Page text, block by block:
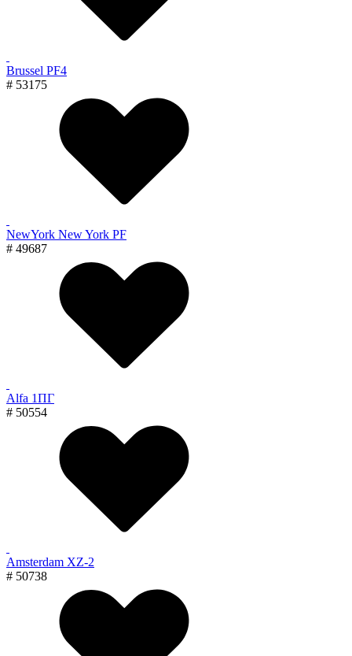
Brussel PF4
# 53175
NewYork New York PF
# 49687
Alfa 1ПГ
# 50554
Amsterdam XZ-2
# 50738